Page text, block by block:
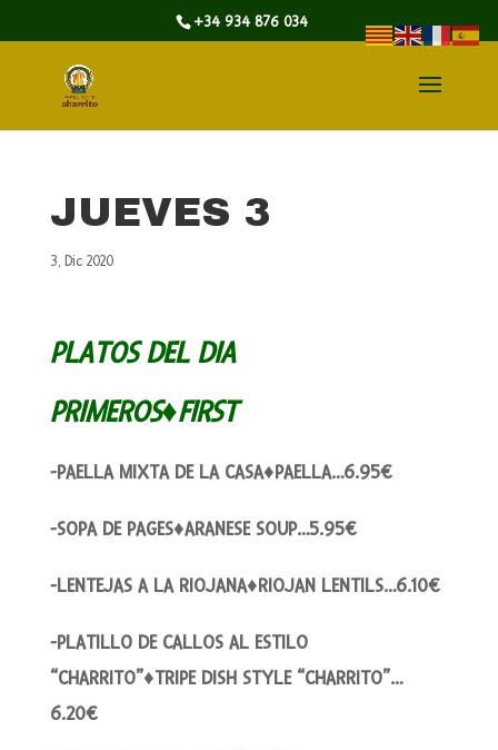
+34 934 876 034
JUEVES 3
3, Dic 2020
PLATOS DEL DIA
PRIMEROS♦FIRST
-PAELLA MIXTA DE LA CASA♦PAELLA…6.95€
-SOPA DE PAGES♦ARANESE SOUP…5.95€
-LENTEJAS A LA RIOJANA♦RIOJAN LENTILS…6.10€
-PLATILLO DE CALLOS AL ESTILO
“CHARRITO”♦TRIPE DISH STYLE “CHARRITO”…
6.20€